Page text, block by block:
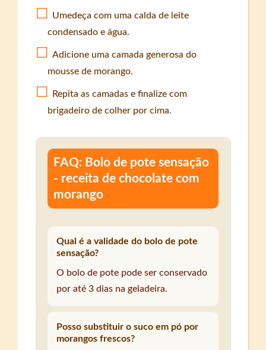
Umedeça com uma calda de leite
condensado e água.
Adicione uma camada generosa do
mousse de morango.
Repita as camadas e finalize com
brigadeiro de colher por cima.
FAQ: Bolo de pote sensação
- receita de chocolate com
morango
Qual é a validade do bolo de pote
sensação?
O bolo de pote pode ser conservado
por até 3 dias na geladeira.
Posso substituir o suco em pó por
morangos frescos?